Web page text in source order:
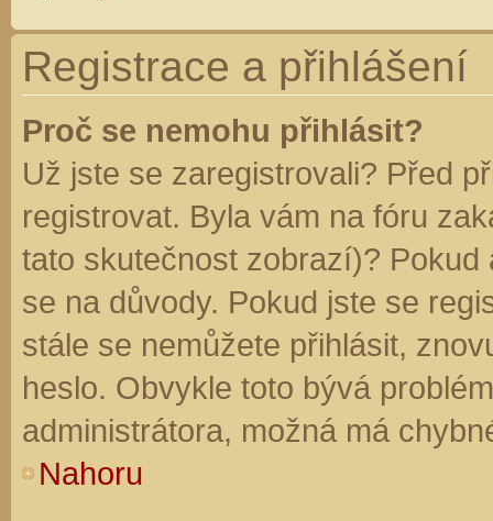
Registrace a přihlášení
Proč se nemohu přihlásit?
Už jste se zaregistrovali? Před
registrovat. Byla vám na fóru
tato skutečnost zobrazí)?
se na důvody. Pokud jste se
stále se nemůžete přihlásit,
heslo. Obvykle toto bývá
administrátora, možná má
Nahoru